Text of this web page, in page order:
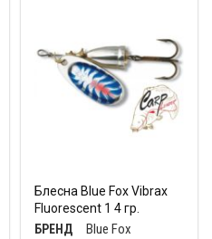
Блесна Blue Fox Vibrax
Fluorescent 1 4 гр.
БРЕНД
Blue Fox